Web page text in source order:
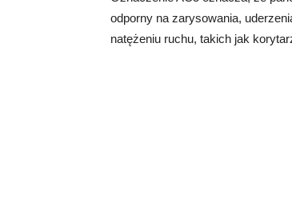
odporny na zarysowania,
natężeniu ruchu, takich jak